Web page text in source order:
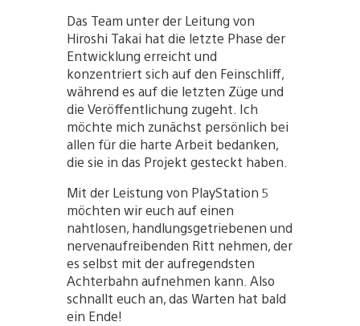
Das Team unter der Leitung von
Hiroshi Takai hat die letzte Phase der
Entwicklung erreicht und
konzentriert sich auf den Feinschliff,
während es auf die letzten Züge und
die Veröffentlichung zugeht. Ich
möchte mich zunächst persönlich bei
allen für die harte Arbeit bedanken,
die sie in das Projekt gesteckt haben.
Mit der Leistung von PlayStation 5
möchten wir euch auf einen
nahtlosen, handlungsgetriebenen und
nervenaufreibenden Ritt nehmen, der
es selbst mit der aufregendsten
Achterbahn aufnehmen kann. Also
schnallt euch an, das Warten hat bald
ein Ende!